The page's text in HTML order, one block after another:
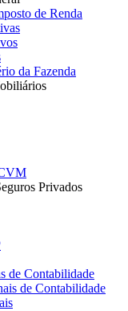
de Renda
da Fazenda
Privados
de Contabilidade
de Contabilidade